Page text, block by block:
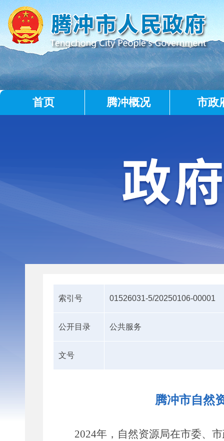
首页 腾冲概况 市政
索引号 01526031-5/20250106-00001
公开目录 公共服务
文号
腾冲市自然
2024年 ，自然资源局在市委、